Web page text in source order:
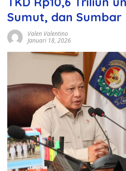
Sumut, dan Sumbar
Valen Valentino
Januari 18, 2026